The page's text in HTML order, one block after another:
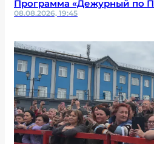
Программа «Дежурный по
08.08.2026, 19:45